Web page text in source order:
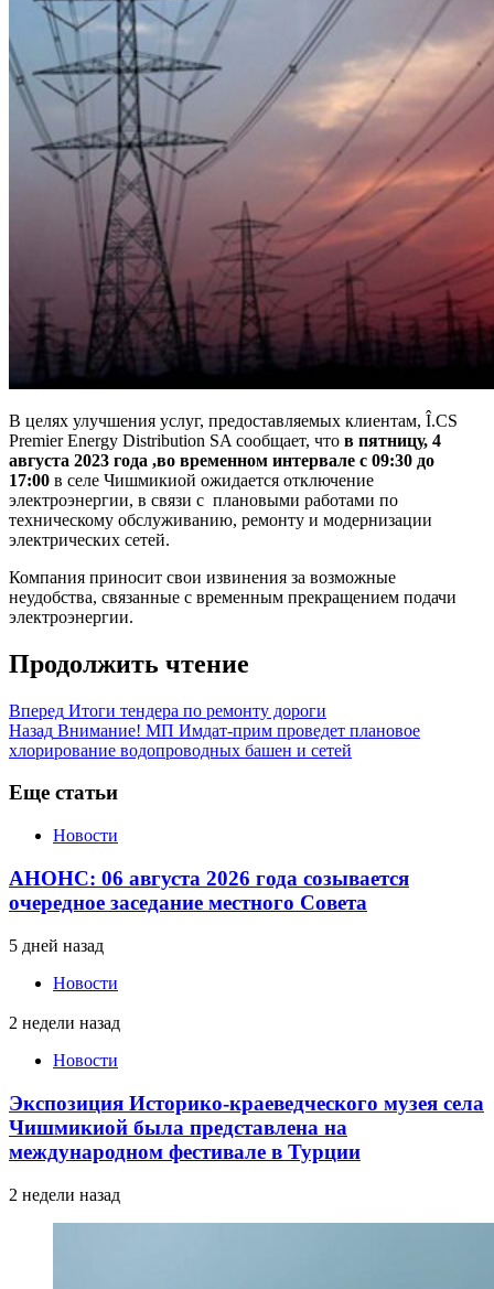
В целях улучшения услуг, предоставляемых клиентам, Î.CS
Premier Energy Distribution SA сообщает, что в пятницу, 4
августа 2023 года ,во временном интервале с 09:30 до
17:00 в селе Чишмикиой ожидается отключение
электроэнергии, в связи с плановыми работами по
техническому обслуживанию, ремонту и модернизации
электрических сетей.
Компания приносит свои извинения за возможные
неудобства, связанные с временным прекращением подачи
электроэнергии.
Продолжить чтение
Вперед Итоги тендера по ремонту дороги
Назад Внимание! МП Имдат-прим проведет плановое
хлорирование водопроводных башен и сетей
Еще статьи
Новости
АНОНС: 06 августа 2026 года созывается
очередное заседание местного Совета
5 дней назад
Новости
2 недели назад
Новости
Экспозиция Историко-краеведческого музея села
Чишмикиой была представлена на
международном фестивале в Турции
2 недели назад